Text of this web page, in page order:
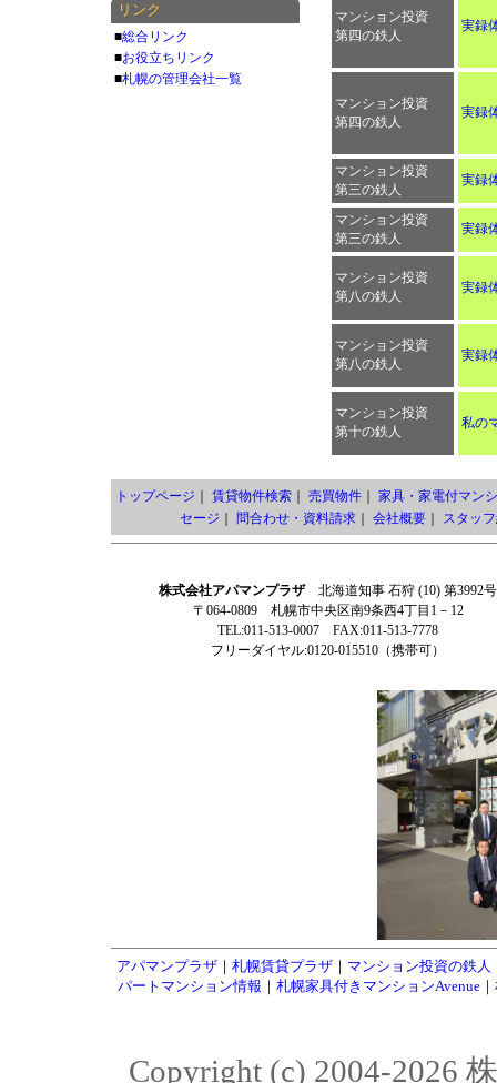
マンション投資
第四の鉄人
実録
マンション投資
第四の鉄人
実録
マンション投資
第三の鉄人
実録
マンション投資
第三の鉄人
実録
マンション投資
第八の鉄人
実録
マンション投資
第八の鉄人
実録
マンション投資
第十の鉄人
私の
リンク
■総合リンク
■お役立ちリンク
■札幌の管理会社一覧
トップページ 賃貸物件検索｜ 売買物件｜ 家具・家電付マン
セージ
問合わせ・資料請求｜ 会社概要｜ スタッ
株式会社アパマンプラザ北海道知事 石狩 (10) 第3992号
〒064-0809 札幌市中央区南9条西4丁目1－12
TEL:011-513-0007 FAX:011-513-7778
フリーダイヤル:0120-015510（携帯可）
アパマンプラザ ｜ 札幌賃貸プラザ ｜ マンション投資の鉄人
パートマンション情報 ｜ 札幌家具付きマンションAvenue｜
Copyright (c) 2004-2026